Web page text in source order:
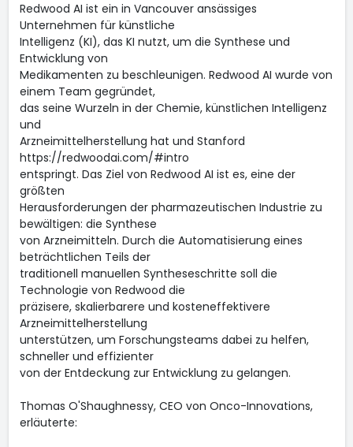
Redwood AI ist ein in Vancouver ansässiges
Unternehmen für künstliche
Intelligenz (KI), das KI nutzt, um die Synthese und
Entwicklung von
Medikamenten zu beschleunigen. Redwood AI wurde von
einem Team gegründet,
das seine Wurzeln in der Chemie, künstlichen Intelligenz
und
Arzneimittelherstellung hat und Stanford
https://redwoodai.com/#intro
entspringt. Das Ziel von Redwood AI ist es, eine der
größten
Herausforderungen der pharmazeutischen Industrie zu
bewältigen: die Synthese
von Arzneimitteln. Durch die Automatisierung eines
beträchtlichen Teils der
traditionell manuellen Syntheseschritte soll die
Technologie von Redwood die
präzisere, skalierbarere und kosteneffektivere
Arzneimittelherstellung
unterstützen, um Forschungsteams dabei zu helfen,
schneller und effizienter
von der Entdeckung zur Entwicklung zu gelangen.
Thomas O'Shaughnessy, CEO von Onco-Innovations,
erläuterte: